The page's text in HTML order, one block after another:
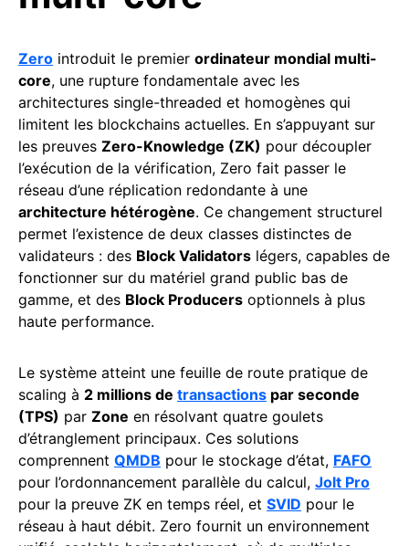
Zero introduit le premier ordinateur mondial multi-
core, une rupture fondamentale avec les
architectures single-threaded et homogènes qui
limitent les blockchains actuelles. En s’appuyant sur
les preuves Zero-Knowledge (ZK) pour découpler
l’exécution de la vérification, Zero fait passer le
réseau d’une réplication redondante à une
architecture hétérogène. Ce changement structurel
permet l’existence de deux classes distinctes de
validateurs : des Block Validators légers, capables de
fonctionner sur du matériel grand public bas de
gamme, et des Block Producers optionnels à plus
haute performance.
Le système atteint une feuille de route pratique de
scaling à 2 millions de transactions par seconde
(TPS) par Zone en résolvant quatre goulets
d’étranglement principaux. Ces solutions
comprennent QMDB pour le stockage d’état, FAFO
pour l’ordonnancement parallèle du calcul, Jolt Pro
pour la preuve ZK en temps réel, et SVID pour le
réseau à haut débit. Zero fournit un environnement